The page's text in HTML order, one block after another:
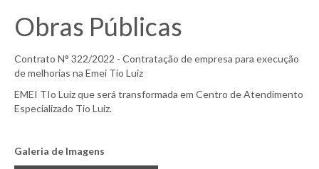
Obras Públicas
Contrato N° 322/2022 - Contratação de empresa para execução
de melhorias na Emei Tio Luiz
EMEI TIo Luiz que será transformada em Centro de Atendimento
Especializado Tio Luiz.
Galeria de Imagens